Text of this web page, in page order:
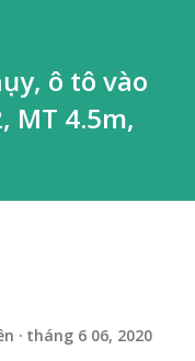
ô tô vào
MT 4.5m,
tháng 6 06, 2020